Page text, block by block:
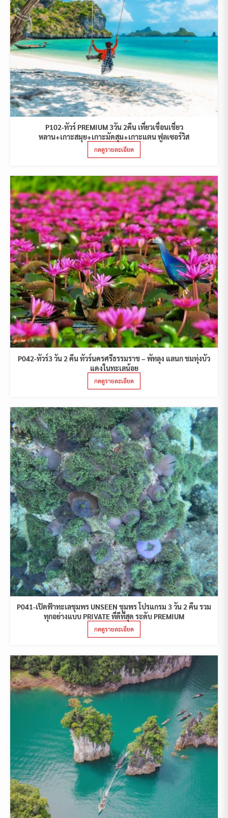
P102-ทัวร์ PREMIUM 3วัน 2คืน เที่ยวเขื่อนเชี่ยว
หลาน+เกาะสมุย+เกาะมัดสุม+เกาะแตน ฟูลเซอร์วิส
กดดูรายละเอียด
P042-ทัวร์3 วัน 2 คืน ทัวร์นครศรีธรรมราช – พัทลุง แลนก ชมทุ่งบัว
แดงในทะเลน้อย
กดดูรายละเอียด
P041-เปิดฟ้าทะเลชุมพร UNSEEN ชุมพร โปรแกรม 3 วัน 2 คืน รวม
ทุกอย่างแบบ PRIVATE ที่ดีที่สุด ระดับ PREMIUM
กดดูรายละเอียด